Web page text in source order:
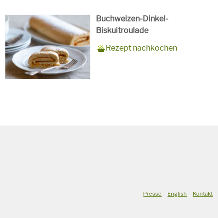
Buchweizen-Dinkel-
Biskuitroulade
Backzeit
für
Schlagworte
Süßspeise,vegetarisch
Rezept nachkochen
Presse English Kontakt